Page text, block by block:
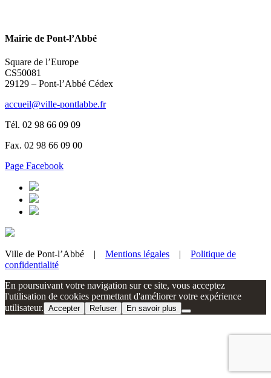
Mairie de Pont-l’Abbé
Square de l’Europe
CS50081
29129 – Pont-l’Abbé Cédex
accueil@ville-pontlabbe.fr
Tél. 02 98 66 09 09
Fax. 02 98 66 09 00
Page Facebook
Ville de Pont-l’Abbé | Mentions légales | Politique de
confidentialité
En poursuivant votre navigation sur ce site, vous acceptez
l'utilisation de cookies permettant d'améliorer votre expérience
utilisateur. Accepter Refuser En savoir plus